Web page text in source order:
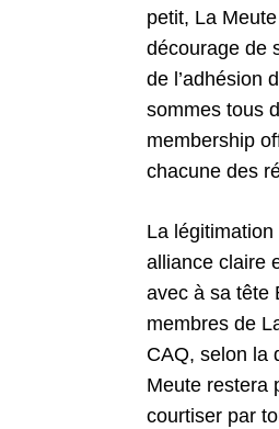
petit, La
décourage de
de l’adhésion
sommes tous
membership
chacune des
La
alliance claire
avec à sa tête
membres de
CAQ, selon la
Meute restera
courtiser par